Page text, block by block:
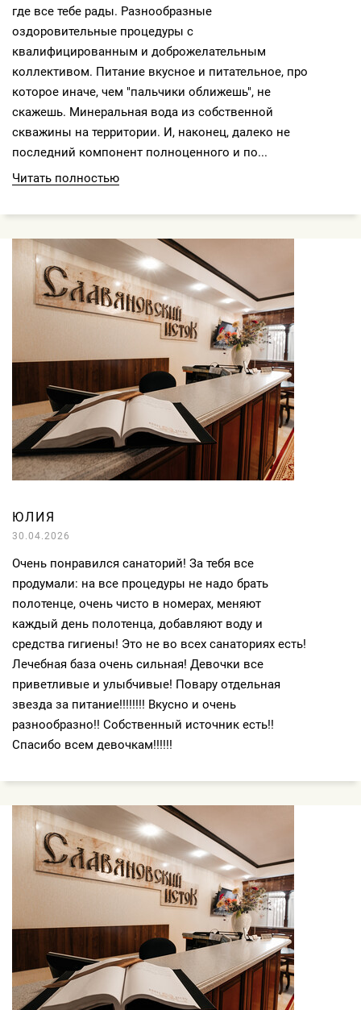
где все тебе рады. Разнообразные
оздоровительные процедуры с
квалифицированным и доброжелательным
коллективом. Питание вкусное и питательное, про
которое иначе, чем "пальчики оближешь", не
скажешь. Минеральная вода из собственной
скважины на территории. И, наконец, далеко не
последний компонент полноценного и по...
Читать полностью
ЮЛИЯ
30.04.2026
Очень понравился санаторий! За тебя все
продумали: на все процедуры не надо брать
полотенце, очень чисто в номерах, меняют
каждый день полотенца, добавляют воду и
средства гигиены! Это не во всех санаториях есть!
Лечебная база очень сильная! Девочки все
приветливые и улыбчивые! Повару отдельная
звезда за питание!!!!!!!! Вкусно и очень
разнообразно!! Собственный источник есть!!
Спасибо всем девочкам!!!!!!